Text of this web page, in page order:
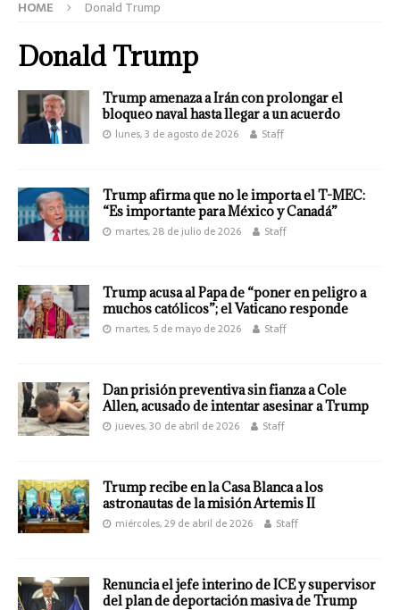
HOME Donald Trump
Donald Trump
Trump amenaza a Irán con prolongar el
bloqueo naval hasta llegar a un acuerdo
lunes, 3 de agosto de 2026 Staff
Trump afirma que no le importa el T-MEC:
“Es importante para México y Canadá”
martes, 28 de julio de 2026 Staff
Trump acusa al Papa de “poner en peligro a
muchos católicos”; el Vaticano responde
martes, 5 de mayo de 2026 Staff
Dan prisión preventiva sin fianza a Cole
Allen, acusado de intentar asesinar a Trump
jueves, 30 de abril de 2026 Staff
Trump recibe en la Casa Blanca a los
astronautas de la misión Artemis II
miércoles, 29 de abril de 2026 Staff
Renuncia el jefe interino de ICE y supervisor
del plan de deportación masiva de Trump